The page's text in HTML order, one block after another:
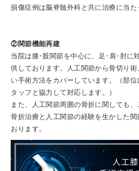
損傷症例は脳脊髄外科と共に治療に当た
②関節機能再建
当院は膝･股関節を中心に、足･肩･肘に
供しております。人工関節から骨切り
い手術方法をカバーしています。（部位
タッフと協力して対応します。）
また、人工関節周囲の骨折に関しても
骨折治療と人工関節の経験を生かした
おります。